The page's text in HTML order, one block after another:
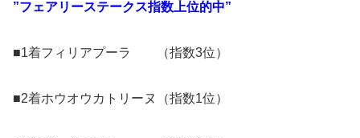
”フェアリーステークス指数上位的中”
■1着フィリアプーラ （指数3位）
■2着ホウオウカトリーヌ（指数1位）